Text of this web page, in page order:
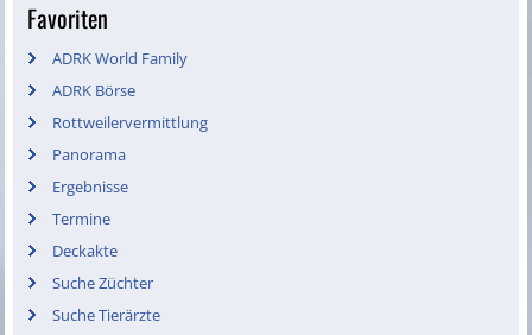
Favoriten
ADRK World Family
ADRK Börse
Rottweilervermittlung
Panorama
Ergebnisse
Termine
Deckakte
Suche Züchter
Suche Tierärzte